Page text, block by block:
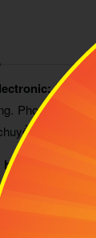
là balo
Phong cách
hằng ngày.
Dễ dàng
tái chế cao cấp:
tiện lợi:
Ngăn